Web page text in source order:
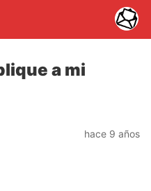
a mi
hace 9 años